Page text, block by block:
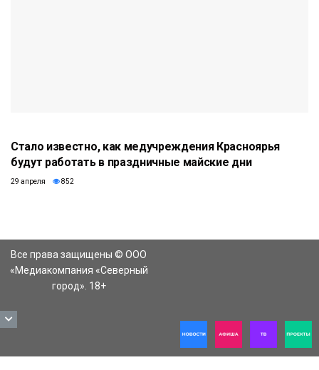
Стало известно, как медучреждения Красноярья
будут работать в праздничные майские дни
29 апреля 852
Все права защищены © ООО
«Медиакомпания «Северный
город». 18+